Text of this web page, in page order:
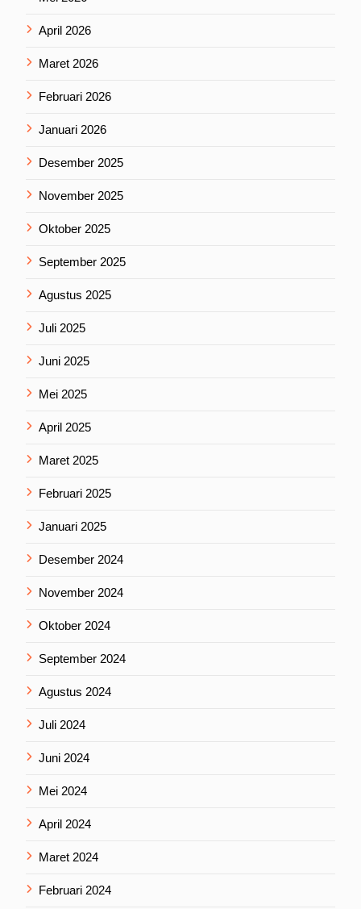
April 2026
Maret 2026
Februari 2026
Januari 2026
Desember 2025
November 2025
Oktober 2025
September 2025
Agustus 2025
Juli 2025
Juni 2025
Mei 2025
April 2025
Maret 2025
Februari 2025
Januari 2025
Desember 2024
November 2024
Oktober 2024
September 2024
Agustus 2024
Juli 2024
Juni 2024
Mei 2024
April 2024
Maret 2024
Februari 2024